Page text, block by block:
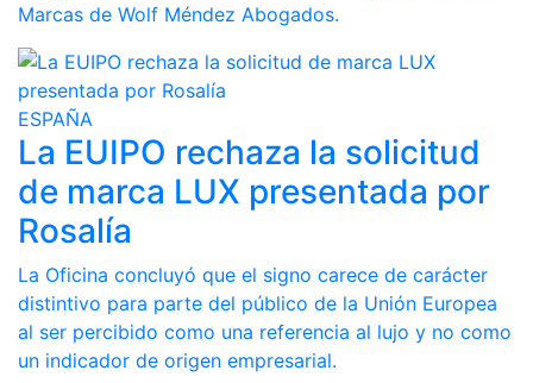
Marcas de Wolf Méndez Abogados.
ESPAÑA
La EUIPO rechaza la solicitud
de marca LUX presentada por
Rosalía
La Oficina concluyó que el signo carece de carácter
distintivo para parte del público de la Unión Europea
al ser percibido como una referencia al lujo y no como
un indicador de origen empresarial.